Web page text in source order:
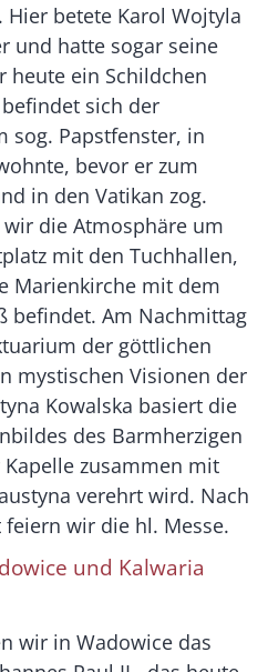
Hier betete Karol Wojtyla
und hatte sogar seine
heute ein Schildchen
sich der
sog. Papstfenster, in
bevor er zum
in den Vatikan zog.
die Atmosphäre um
mit den Tuchhallen,
Marienkirche mit dem
befindet. Am Nachmittag
der göttlichen
mystischen Visionen der
Kowalska basiert die
des Barmherzigen
Kapelle zusammen mit
verehrt wird. Nach
feiern wir die hl. Messe.
und Kalwaria
wir in Wadowice das